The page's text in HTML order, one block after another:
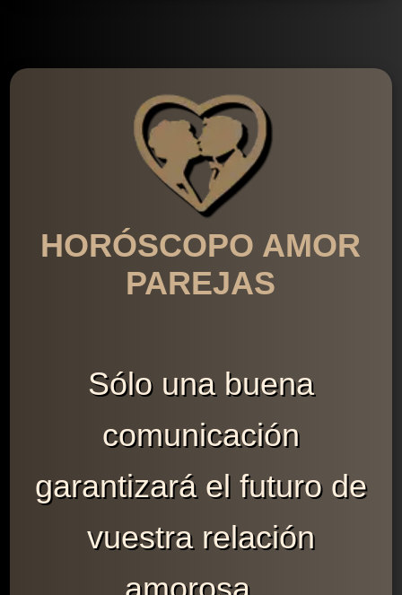
HORÓSCOPO AMOR
PAREJAS
Sólo una buena
comunicación
garantizará el futuro de
vuestra relación